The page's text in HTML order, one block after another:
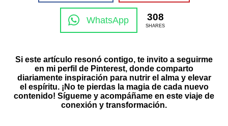
WhatsApp 308
SHARES
Si este artículo resonó contigo, te invito a seguirme
en mi perfil de Pinterest, donde comparto
diariamente inspiración para nutrir el alma y elevar
el espíritu. ¡No te pierdas la magia de cada nuevo
contenido! Sígueme y acompáñame en este viaje de
conexión y transformación.